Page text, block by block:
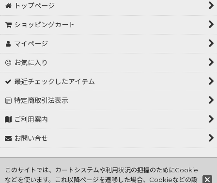
トップページ
ショッピングカート
マイページ
お気に入り
最近チェックしたアイテム
特定商取引法表示
ご利用案内
お問い合せ
Copyright (C) 2001～2026 tokorozawa hasiden .All Rights
Reserved
このサイトでは、カートシステムや利用状況の把握のためにCookie
などを使います。これ以降ページを遷移した場合、Cookieなどの設